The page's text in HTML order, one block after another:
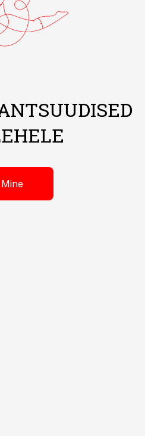
Mine